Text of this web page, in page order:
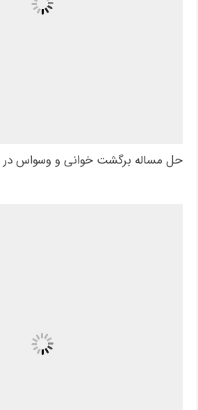
حل مساله برگشت خوانی و وسواس در